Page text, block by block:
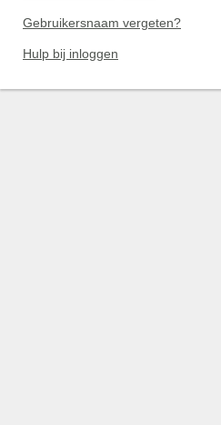
Gebruikersnaam vergeten?
Hulp bij inloggen